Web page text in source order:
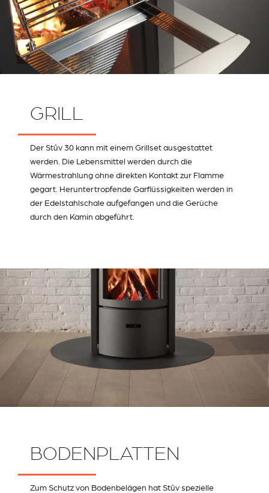
GRILL
Der Stûv 30 kann mit einem Grillset ausgestattet
werden. Die Lebensmittel werden durch die
Wärmestrahlung ohne direkten Kontakt zur Flamme
gegart. Heruntertropfende Garflüssigkeiten werden in
der Edelstahlschale aufgefangen und die Gerüche
durch den Kamin abgeführt.
BODENPLATTEN
Zum Schutz von Bodenbelägen hat Stûv spezielle